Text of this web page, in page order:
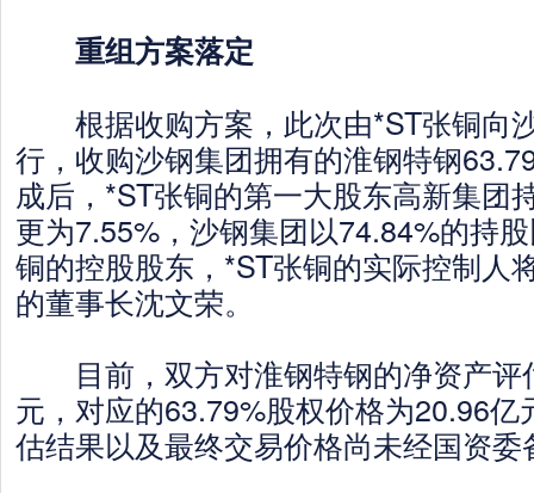
重组方案落定
根据收购方案，此次由*ST张铜向
行，收购沙钢集团拥有的淮钢特钢
成后，*ST张铜的第一大股东高新集团
更为7.55%，沙钢集团以74.84%的持
铜的控股股东，*ST张铜的实际控制人
的董事长沈文荣。
目前，双方对淮钢特钢的净资产评
元，对应的63.79%股权价格为20.96亿
估结果以及最终交易价格尚未经国资委